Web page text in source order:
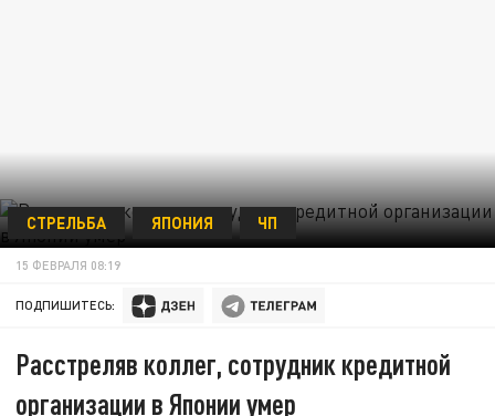
СТРЕЛЬБА ЯПОНИЯ ЧП
15 ФЕВРАЛЯ 08:19
ПОДПИШИТЕСЬ:
Расстреляв коллег, сотрудник кредитной
организации в Японии умер